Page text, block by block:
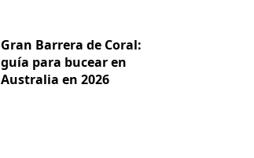
Gran Barrera de Coral:
guía para bucear en
Australia en 2026